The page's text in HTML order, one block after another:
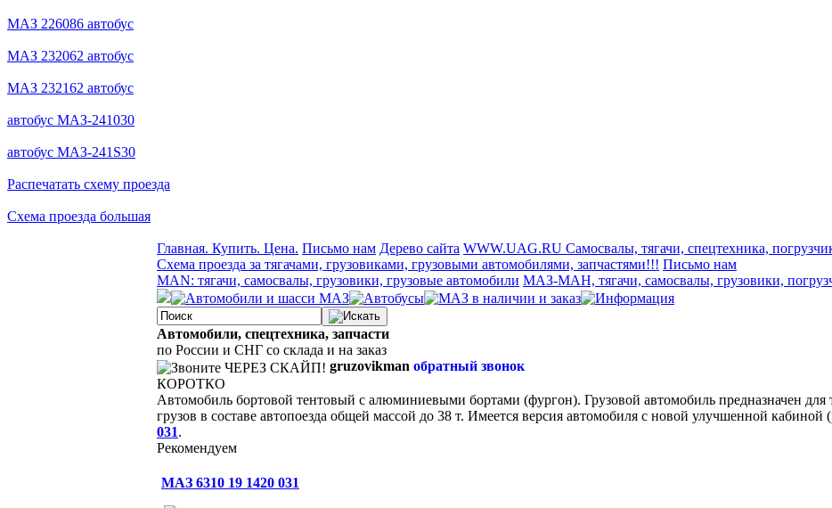
МАЗ 226086 автобус
МАЗ 232062 автобус
МАЗ 232162 автобус
автобус МАЗ-241030
автобус МАЗ-241S30
Распечатать схему проезда
Схема проезда большая
Главная. Купить. Цена. Письмо нам Дерево сайта WWW.UAG.RU Самосвалы, тягачи, спецтехника,
Схема проезда за тягачами, грузовиками, грузовыми автомобилями, запчастями!!! Письмо нам
MAN: тягачи, самосвалы, грузовики, грузовые автомобили МАЗ-МАН, тягачи, самосвалы, грузовики,
Автомобили, спецтехника, запчасти
по России и СНГ со склада и на заказ
gruzovikman обратный звонок
КОРОТКО
Автомобиль бортовой тентовый с алюминиевыми бортами (фургон). Грузовой автомобиль предназначен для
грузов в составе автопоезда общей массой до 38 т. Имеется версия автомобиля с новой улучшенной кабиной
031.
Рекомендуем
МАЗ 6310 19 1420 031